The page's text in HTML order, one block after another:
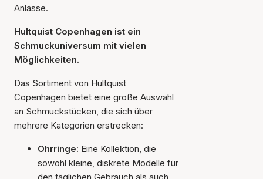
Anlässe.
Hultquist Copenhagen ist ein
Schmuckuniversum mit vielen
Möglichkeiten.
Das Sortiment von Hultquist
Copenhagen bietet eine große Auswahl
an Schmuckstücken, die sich über
mehrere Kategorien erstrecken:
Ohrringe: Eine Kollektion, die
sowohl kleine, diskrete Modelle für